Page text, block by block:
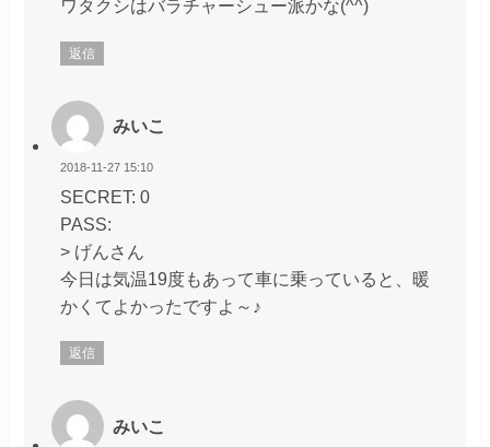
ワタクシはバラチャーシュー派かな(^^)
返信
みいこ
2018-11-27 15:10
SECRET: 0
PASS:
> げんさん
今日は気温19度もあって車に乗っていると、暖
かくてよかったですよ～♪
返信
みいこ